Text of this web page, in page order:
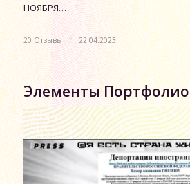
НОЯБРЯ…
20 Отзывы / 22.04.2023
Элементы Портфолио